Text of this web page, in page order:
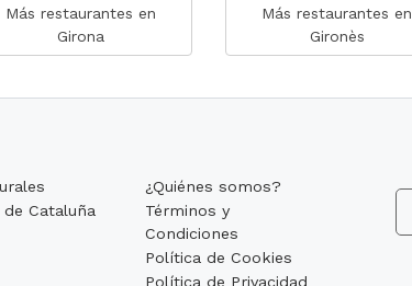
Más restaurantes en
Girona
Más restaurantes en
Gironès
Cataluña
¿Quiénes somos?
Términos y
Condiciones
Política de Cookies
Política de Privacidad